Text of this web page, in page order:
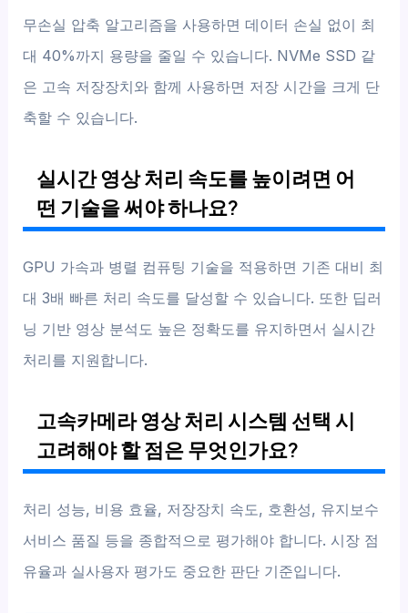
무손실 압축 알고리즘을 사용하면 데이터 손실 없이 최
대 40%까지 용량을 줄일 수 있습니다. NVMe SSD 같
은 고속 저장장치와 함께 사용하면 저장 시간을 크게 단
축할 수 있습니다.
실시간 영상 처리 속도를 높이려면 어
떤 기술을 써야 하나요?
GPU 가속과 병렬 컴퓨팅 기술을 적용하면 기존 대비 최
대 3배 빠른 처리 속도를 달성할 수 있습니다. 또한 딥러
닝 기반 영상 분석도 높은 정확도를 유지하면서 실시간
처리를 지원합니다.
고속카메라 영상 처리 시스템 선택 시
고려해야 할 점은 무엇인가요?
처리 성능, 비용 효율, 저장장치 속도, 호환성, 유지보수
서비스 품질 등을 종합적으로 평가해야 합니다. 시장 점
유율과 실사용자 평가도 중요한 판단 기준입니다.